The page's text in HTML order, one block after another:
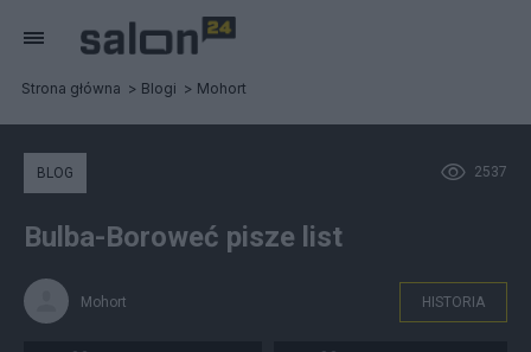
Strona główna Blogi Mohort
2537
BLOG
Bulba-Boroweć pisze list
Mohort HISTORIA